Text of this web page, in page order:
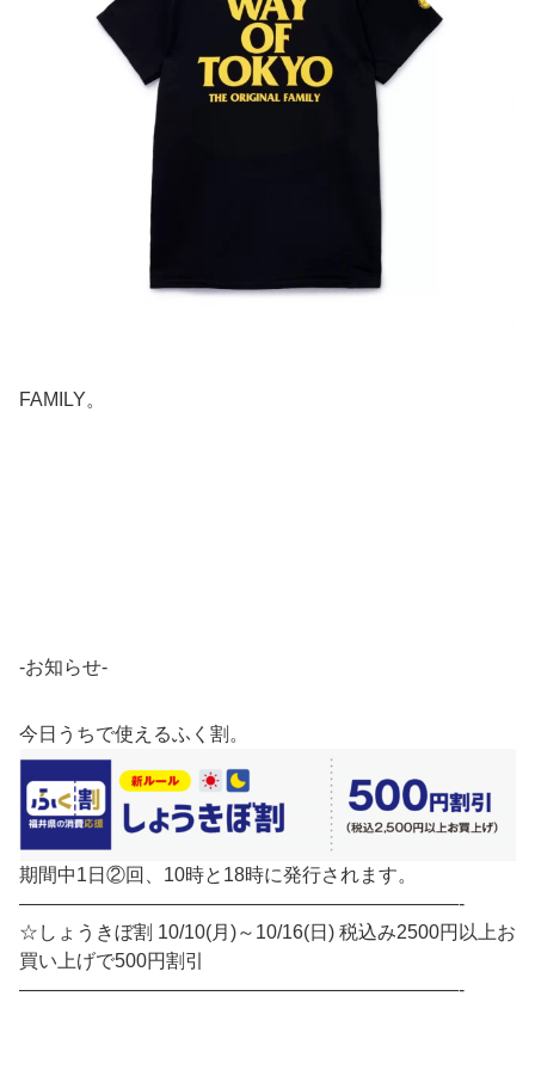
FAMILY。
-お知らせ-
今日うちで使えるふく割。
期間中1日②回、10時と18時に発行されます。
———————————————————————-
☆しょうきぼ割 10/10(月)～10/16(日) 税込み2500円以上お
買い上げで500円割引
———————————————————————-